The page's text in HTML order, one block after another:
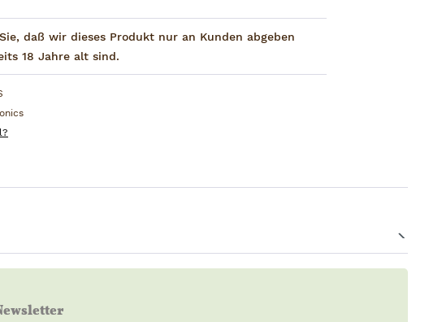
daß wir dieses Produkt nur an Kunden abgeben
18 Jahre alt sind.